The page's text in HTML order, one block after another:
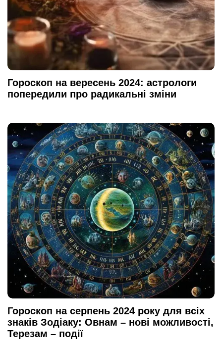
Гороскоп на вересень 2024: астрологи
попередили про радикальні зміни
Гороскоп на серпень 2024 року для всіх
знаків Зодіаку: Овнам – нові можливості,
Терезам – події